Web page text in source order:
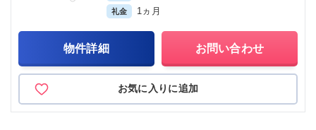
礼金 1ヵ月
物件詳細 お問い合わせ
お気に入りに追加